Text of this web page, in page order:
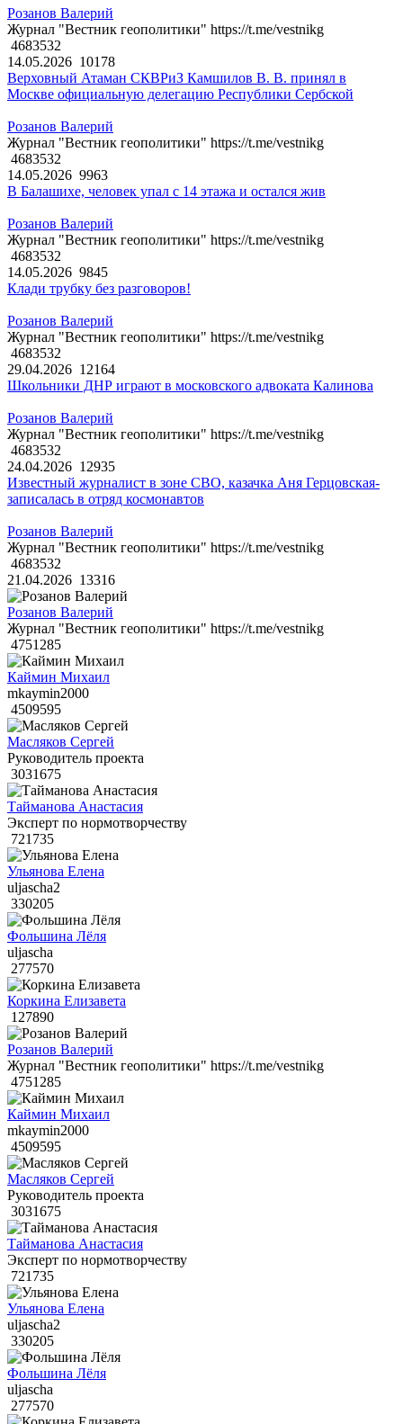
Розанов Валерий
Журнал "Вестник геополитики" https://t.me/vestnikg
4683532
14.05.2026 10178
Верховный Атаман СКВРиЗ Камшилов В. В. принял в
Москве официальную делегацию Республики Сербской
Розанов Валерий
Журнал "Вестник геополитики" https://t.me/vestnikg
4683532
14.05.2026 9963
В Балашихе, человек упал с 14 этажа и остался жив
Розанов Валерий
Журнал "Вестник геополитики" https://t.me/vestnikg
4683532
14.05.2026 9845
Клади трубку без разговоров!
Розанов Валерий
Журнал "Вестник геополитики" https://t.me/vestnikg
4683532
29.04.2026 12164
Школьники ДНР играют в московского адвоката Калинова
Розанов Валерий
Журнал "Вестник геополитики" https://t.me/vestnikg
4683532
24.04.2026 12935
Известный журналист в зоне СВО, казачка Аня Герцовская-
записалась в отряд космонавтов
Розанов Валерий
Журнал "Вестник геополитики" https://t.me/vestnikg
4683532
21.04.2026 13316
Розанов Валерий
Журнал "Вестник геополитики" https://t.me/vestnikg
4751285
Каймин Михаил
mkaymin2000
4509595
Масляков Сергей
Руководитель проекта
3031675
Тайманова Анастасия
Эксперт по нормотворчеству
721735
Ульянова Елена
uljascha2
330205
Фольшина Лёля
uljascha
277570
Коркина Елизавета
127890
Розанов Валерий
Журнал "Вестник геополитики" https://t.me/vestnikg
4751285
Каймин Михаил
mkaymin2000
4509595
Масляков Сергей
Руководитель проекта
3031675
Тайманова Анастасия
Эксперт по нормотворчеству
721735
Ульянова Елена
uljascha2
330205
Фольшина Лёля
uljascha
277570